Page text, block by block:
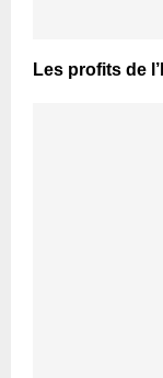
Les profits de